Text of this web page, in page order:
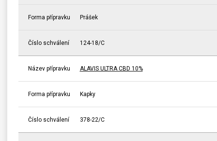
Forma přípravku Prášek
Číslo schválení 124-18/C
Název přípravku ALAVIS ULTRA CBD 10%
Forma přípravku Kapky
Číslo schválení 378-22/C